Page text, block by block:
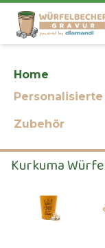
Home
Zubehör
Kurkuma
Würfel
Kurkuma